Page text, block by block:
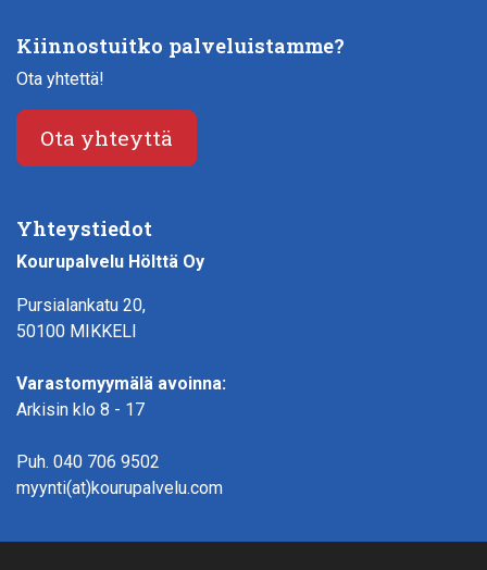
Kiinnostuitko palveluistamme?
Ota yhtettä!
Ota yhteyttä
Yhteystiedot
Kourupalvelu Hölttä Oy
Pursialankatu 20,
50100 MIKKELI
Varastomyymälä avoinna:
Arkisin klo 8 - 17
Puh. 040 706 9502
myynti(at)kourupalvelu.com